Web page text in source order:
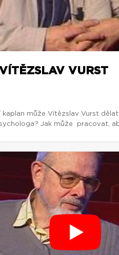
VURST
kaplan může Vítězslav Vurst
Jak může pracovat,